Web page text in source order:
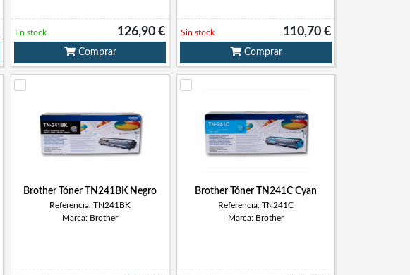
126,90 €
En stock
Comprar
110,70 €
Sin stock
Comprar
Brother Tóner TN241BK Negro
Referencia: TN241BK
Marca: Brother
Brother Tóner TN241C Cyan
Referencia: TN241C
Marca: Brother